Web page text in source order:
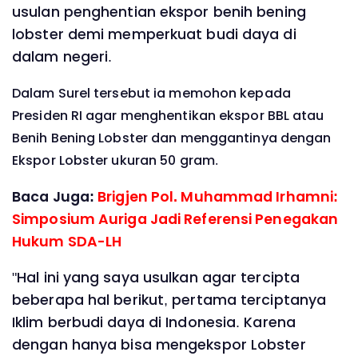
usulan penghentian ekspor benih bening
lobster demi memperkuat budi daya di
dalam negeri.
Dalam Surel tersebut ia memohon kepada
Presiden RI agar menghentikan ekspor BBL atau
Benih Bening Lobster dan menggantinya dengan
Ekspor Lobster ukuran 50 gram.
Baca Juga: Brigjen Pol. Muhammad Irhamni:
Simposium Auriga Jadi Referensi Penegakan
Hukum SDA-LH
"Hal ini yang saya usulkan agar tercipta
beberapa hal berikut, pertama terciptanya
Iklim berbudi daya di Indonesia. Karena
dengan hanya bisa mengekspor Lobster